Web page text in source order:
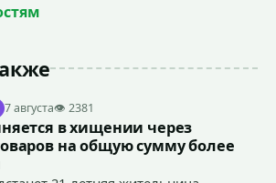
7 августа👁 2381
в хищении через
на общую сумму более